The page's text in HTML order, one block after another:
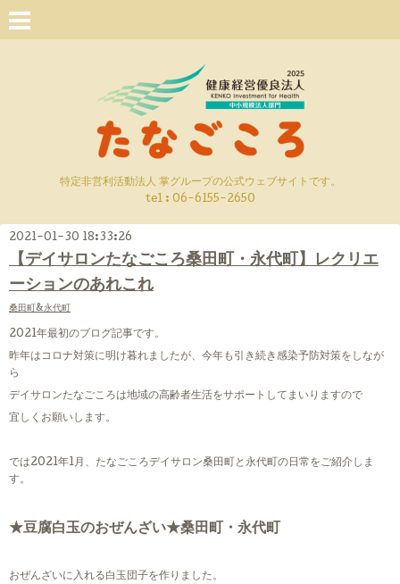
特定非営利活動法人 掌グループの公式ウェブサイトです。
tel : 06-6155-2650
2021-01-30 18:33:26
【デイサロンたなごころ桑田町・永代町】レクリエ
ーションのあれこれ
桑田町&永代町
2021年最初のブログ記事です。
昨年はコロナ対策に明け暮れましたが、今年も引き続き感染予防対策をしなが
ら
デイサロンたなごころは地域の高齢者生活をサポートしてまいりますので
宜しくお願いします。
では2021年1月、たなごころデイサロン桑田町と永代町の日常をご紹介しま
す。
★豆腐白玉のおぜんざい★桑田町・永代町
おぜんざいに入れる白玉団子を作りました。